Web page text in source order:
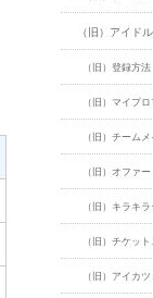
（旧）アイド
（旧）登録方法
（旧）マイプ
（旧）チーム
（旧）オファー
（旧）キラキ
（旧）チケッ
（旧）アイカ